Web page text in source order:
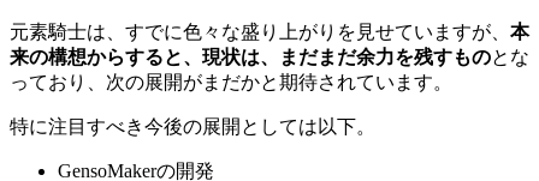
元素騎士は、すでに色々な盛り上がりを見せていますが、 本
来の構想からすると、現状は、まだまだ余力を残すものとな
っており、次の展開がまだかと期待されています。
特に注目すべき今後の展開としては以下。
GensoMakerの開発